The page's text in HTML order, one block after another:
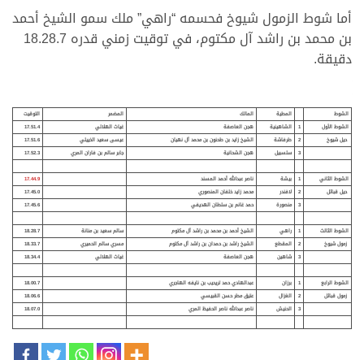
أما شوط الزمول شيوخ فحسمه “راهي” ملك سمو الشيخ أحمد
بن محمد بن راشد آل مكتوم، في توقيت زمني قدره 18.28.7
دقيقة.
الشوط المطية المالك المضمر
التوقيت
الشوط الأول
1 الشاهينية هجن العاصفة غياث الهلالي
17.51.4
حيل شيوخ
2 طرفاشة الشيخ زايد بن طحنون بن محمد آل نهيان عيسى سعيد الخييلي
17.51.6
3
سلسبيل هجن الشحانية جابر سالم بن فاران المري 17.52.3
الشوط الثاني 1 بيشة ناصر عبدالله أحمد المسند
17.44.9
حيل قبائل
2 لافندر محمد زايد خلفان المنصوري
17.45.0
3
منصورة حمد غانم بن سلطان الهديفي 17.45.6
الشوط الثالث 1 راهي الشيخ أحمد بن محمد بن راشد آل مكتوم سالم سعيد بن منانة
18.28.7
زمول شيوخ
2 المقطع الشيخ راشد بن حمدان بن راشد آل مكتوم مسري سالم الحميري
18.33.7
3
شاهين هجن العاصفة غياث الهلالي 18.34.4
الشوط الرابع 1 برزان عبدالهادي حمد تريحيب بن نايفه الهاجري
18.00.7
زمول قبائل
2 الغزال عتيق مطر حسن القبيسي
18.06.6
3
الحنيش ناصر عبدالله ناصر الحفيظ المري 18.07.0